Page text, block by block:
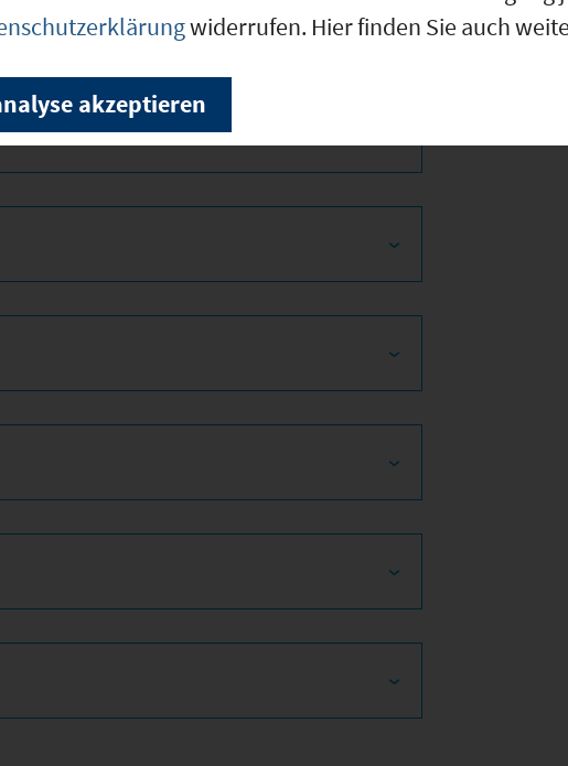
widerrufen. Hier finden Sie auch
akzeptieren